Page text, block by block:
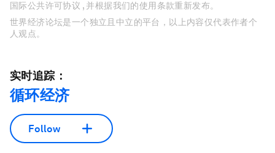
国际公共许可协议 , 并根据我们的使用条款重新发布。
世界经济论坛是一个独立且中立的平台，以上内容仅代表作者个
人观点。
实时追踪：
循环经济
Follow